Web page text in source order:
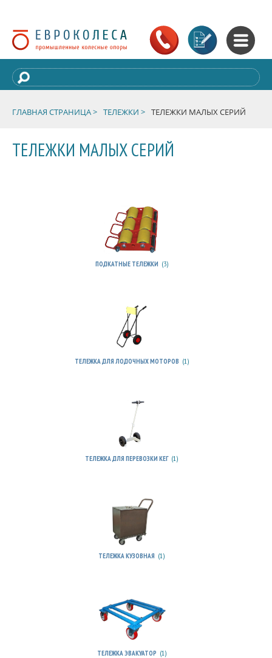
ГЛАВНАЯ СТРАНИЦА > ТЕЛЕЖКИ > ТЕЛЕЖКИ МАЛЫХ СЕРИЙ
ТЕЛЕЖКИ МАЛЫХ СЕРИЙ
ПОДКАТНЫЕ ТЕЛЕЖКИ (3)
ТЕЛЕЖКА ДЛЯ ЛОДОЧНЫХ МОТОРОВ (1)
ТЕЛЕЖКА ДЛЯ ПЕРЕВОЗКИ КЕГ (1)
ТЕЛЕЖКА КУЗОВНАЯ (1)
ТЕЛЕЖКА ЭВАКУАТОР (1)